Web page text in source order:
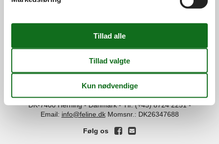
Din tryghed
©Feline Holidays-Feline Holidays A/S-Nygade 8B, 2.th -
DK-7400 Herning-Danmark -Tlf: (+45) 8724 2251-
Email: info@feline.dk Momsnr.: DK26347688
Følg os